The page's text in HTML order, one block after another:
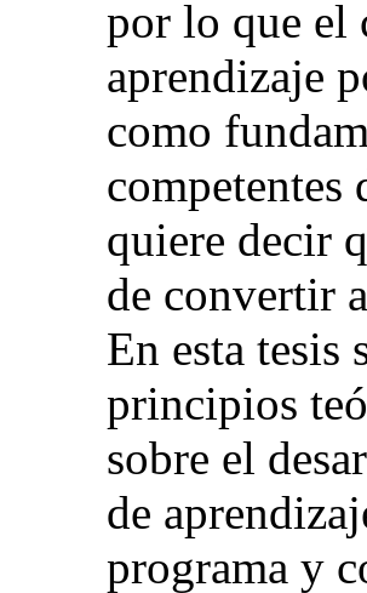
por lo que el
aprendizaje
como
competentes
quiere decir
de convertir
En esta tesis
principios
sobre el
de
programa y